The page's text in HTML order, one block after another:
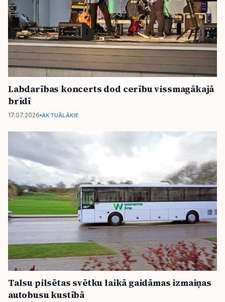
Labdarības koncerts dod cerību vissmagākajā
brīdī
17.07.2026 AKTUĀLĀKIE
Talsu pilsētas svētku laikā gaidāmas izmaiņas
autobusu kustībā